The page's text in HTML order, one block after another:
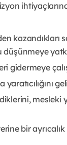
kazandıkları
gidermeye
mesleki
bir